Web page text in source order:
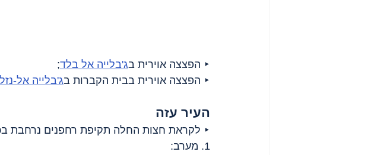
‣ הפצצה אוירית בג'בלייה אל בלד;
‣ הפצצה אוירית בבית הקברות בג'בלייה אל-
העיר עזה
‣ לקראת חצות החלה תקיפת רחפנים נרחבת
1. מערב: